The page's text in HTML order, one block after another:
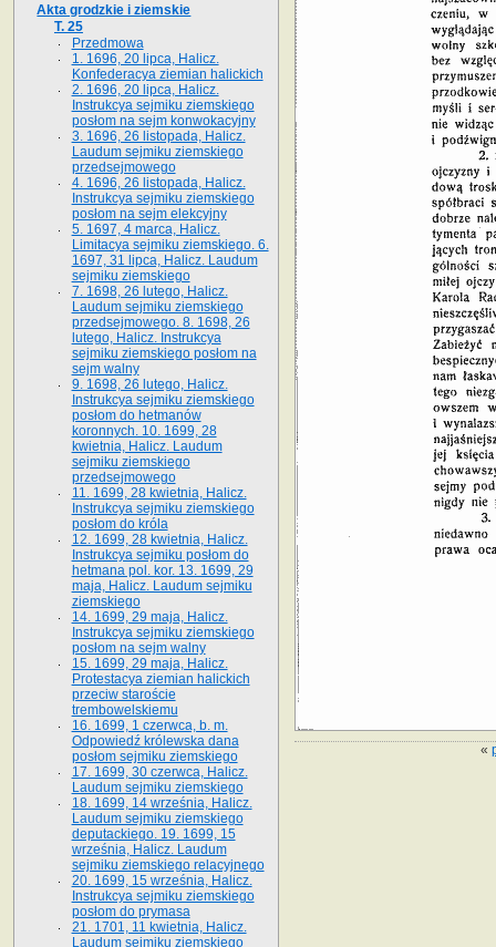
«
Akta grodzkie i ziemskie
T. 25
Przedmowa
1. 1696, 20 lipca, Halicz.
Konfederacya ziemian halickich
2. 1696, 20 lipca, Halicz.
Instrukcya sejmiku ziemskiego
posłom na sejm konwokacyjny
3. 1696, 26 listopada, Halicz.
Laudum sejmiku ziemskiego
przedsejmowego
4. 1696, 26 listopada, Halicz.
Instrukcya sejmiku ziemskiego
posłom na sejm elekcyjny
5. 1697, 4 marca, Halicz.
Limitacya sejmiku ziemskiego. 6.
1697, 31 lipca, Halicz. Laudum
sejmiku ziemskiego
7. 1698, 26 lutego, Halicz.
Laudum sejmiku ziemskiego
przedsejmowego. 8. 1698, 26
lutego, Halicz. Instrukcya
sejmiku ziemskiego posłom na
sejm walny
9. 1698, 26 lutego, Halicz.
Instrukcya sejmiku ziemskiego
posłom do hetmanów
koronnych. 10. 1699, 28
kwietnia, Halicz. Laudum
sejmiku ziemskiego
przedsejmowego
11. 1699, 28 kwietnia, Halicz.
Instrukcya sejmiku ziemskiego
posłom do króla
12. 1699, 28 kwietnia, Halicz.
Instrukcya sejmiku posłom do
hetmana pol. kor. 13. 1699, 29
maja, Halicz. Laudum sejmiku
ziemskiego
14. 1699, 29 maja, Halicz.
Instrukcya sejmiku ziemskiego
posłom na sejm walny
15. 1699, 29 maja, Halicz.
Protestacya ziemian halickich
przeciw staroście
trembowelskiemu
16. 1699, 1 czerwca, b. m.
Odpowiedź królewska dana
posłom sejmiku ziemskiego
17. 1699, 30 czerwca, Halicz.
Laudum sejmiku ziemskiego
18. 1699, 14 września, Halicz.
Laudum sejmiku ziemskiego
deputackiego. 19. 1699, 15
września, Halicz. Laudum
sejmiku ziemskiego relacyjnego
20. 1699, 15 września, Halicz.
Instrukcya sejmiku ziemskiego
posłom do prymasa
21. 1701, 11 kwietnia, Halicz.
Laudum sejmiku ziemskiego